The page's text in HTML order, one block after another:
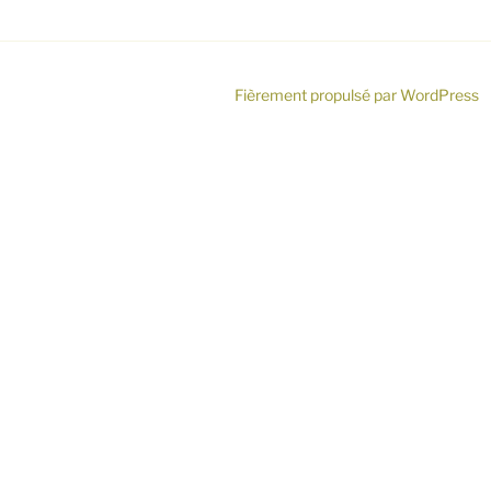
Fièrement propulsé par WordPress